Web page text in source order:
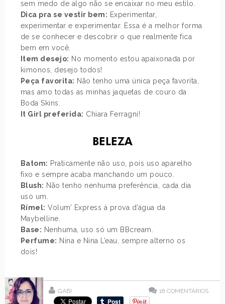
sem medo de algo não se encaixar no meu estilo.
Dica pra se vestir bem: Experimentar,
experimentar e experimentar. Essa é a melhor forma
de se conhecer e descobrir o que realmente fica
bem em você.
Item desejo: No momento estou apaixonada por
kimonos, desejo todos!
Peça favorita: Não tenho uma única peça favorita,
mas amo todas as minhas jaquetas de couro da
Boda Skins.
It Girl preferida: Chiara Ferragni!
BELEZA
Batom: Praticamente não uso, pois uso aparelho
fixo e sempre acaba manchando um pouco.
Blush: Não tenho nenhuma preferência, cada dia
uso um.
Rímel: Volum’ Express à prova d’água da
Maybelline.
Base: Nenhuma, uso só um BBcream.
Perfume: Nina e Nina L’eau, sempre alterno os
dois!
GABI 18 COMENTÁRIOS